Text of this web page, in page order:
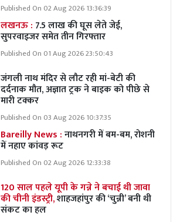
Published On 02 Aug 2026 13:36:39
लखनऊ : 7.5 लाख की घूस लेते जेई,
सुपरवाइजर समेत तीन गिरफ्तार
Published On 01 Aug 2026 23:50:43
जंगली नाथ मंदिर से लौट रही मां-बेटी की
दर्दनाक मौत, अज्ञात ट्रक ने बाइक को पीछे से
मारी टक्कर
Published On 03 Aug 2026 10:37:35
Bareilly News :नाथनगरी में बम-बम, रोशनी
में नहाए कांवड़ रूट
Published On 02 Aug 2026 12:33:38
120 साल पहले यूपी के गन्ने ने बचाई थी जावा
की चीनी इंडस्ट्री,शाहजहांपुर की ‘चुन्नी’ बनी थी
संकट का हल